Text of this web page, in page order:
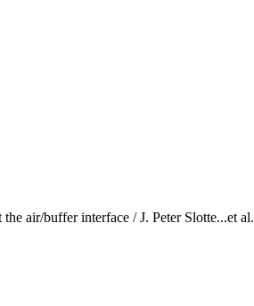
air/buffer interface / J. Peter Slotte...et al.